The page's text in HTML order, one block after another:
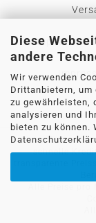
Diese
andere
Wir verwenden
Drittanbietern,
zu gewährleisten,
analysieren und
bieten zu können.
Privatsphäre
sicher
schnelle
transparente